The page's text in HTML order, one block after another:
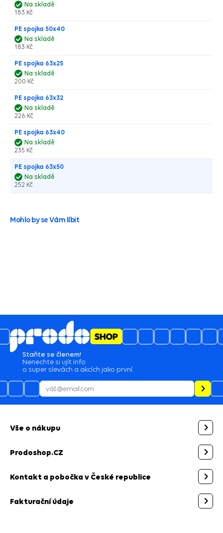
Na skladě
183 Kč
PE spojka 50x40
Na skladě
183 Kč
PE spojka 63x25
Na skladě
200 Kč
PE spojka 63x32
Na skladě
226 Kč
PE spojka 63x40
Na skladě
235 Kč
PE spojka 63x50
Na skladě
252 Kč
Mohlo by se Vám líbit
4.6/5
2129hodnocení
doporučovat ostatním.
drobného problému.
Staňte se členem!